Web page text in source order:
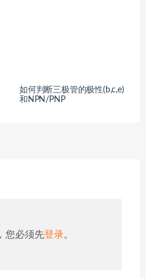
如何判断三极管的极性(b,c,e)
和NPN/PNP
您必须先登录。